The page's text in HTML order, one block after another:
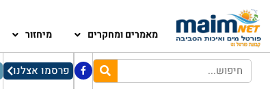
מאמרים ומחקרים מיחזור
פרסמו אצלנו